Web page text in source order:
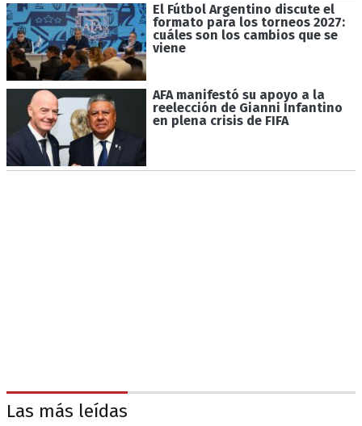
El Fútbol Argentino discute el
formato para los torneos 2027:
cuáles son los cambios que se
viene
AFA manifestó su apoyo a la
reelección de Gianni Infantino
en plena crisis de FIFA
Las más leídas